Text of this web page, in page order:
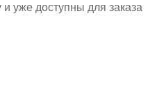
уже доступны для заказа